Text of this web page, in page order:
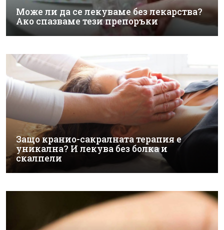
Може ли да се лекуваме без лекарства?
Ако спазваме тези препоръки
Защо кранио-сакралната терапия е
уникална? И лекува без болка и
скалпели